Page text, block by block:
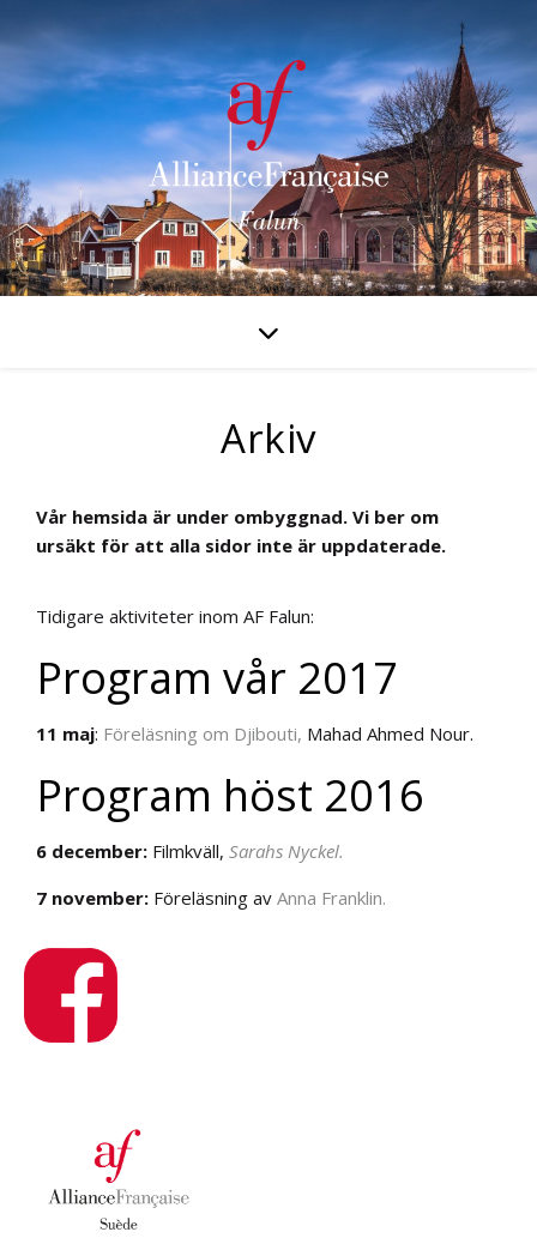
Arkiv
Vår hemsida är under ombyggnad. Vi ber om
ursäkt för att alla sidor inte är uppdaterade.
Tidigare aktiviteter inom AF Falun:
Program vår 2017
11 maj: Föreläsning om Djibouti, Mahad Ahmed Nour.
Program höst 2016
6 december: Filmkväll, Sarahs Nyckel.
7 november: Föreläsning av Anna Franklin.